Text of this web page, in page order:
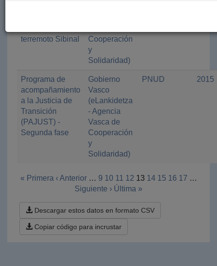
terremoto Sibinal
Cooperación
y
Solidaridad)
Programa de
acompañamiento
a la Justicia de
Transición
(PAJUST) -
Segunda fase
Gobierno
Vasco
(eLankidetza
- Agencia
Vasca de
Cooperación
y
Solidaridad)
PNUD 2015
« Primera ‹ Anterior … 9 10 11 12 13 14 15 16 17 …
Siguiente › Última »
Descargar estos datos en formato CSV
Copiar código para incrustar